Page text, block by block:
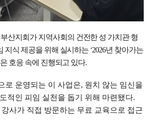
산지회가 지역사회의 건전한 성 가치관 형
지식 제공을 위해 실시하는 ‘2026년 찾아가는
호응 속에 진행되고 있다.
로 운영되는 이 사업은, 원치 않는 임신을
적인 피임 실천을 돕기 위해 마련됐다.
사가 직접 방문하는 무료 교육으로 접근